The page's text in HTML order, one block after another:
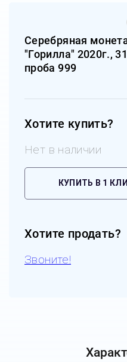
Серебряная
"Горилла" 2020г.,
проба 999
Хотите купить?
Нет в наличии
КУПИТЬ В 1
Хотите продать?
Звоните!